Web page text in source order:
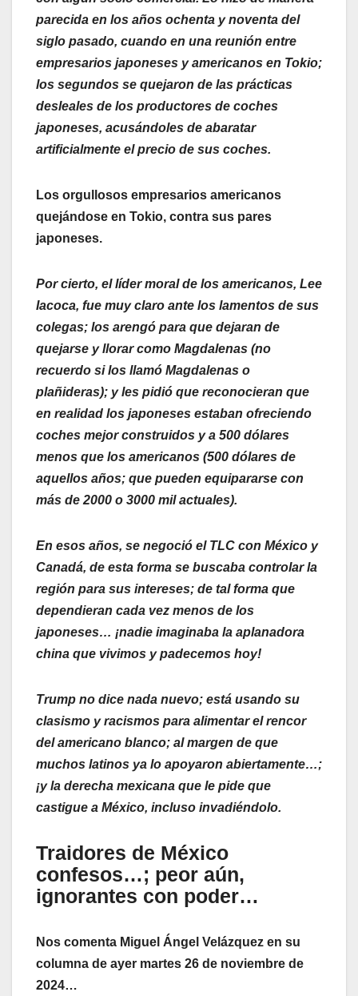
parecida en los años ochenta y noventa del
siglo pasado, cuando en una reunión entre
empresarios japoneses y americanos en Tokio;
los segundos se quejaron de las prácticas
desleales de los productores de coches
japoneses, acusándoles de abaratar
artificialmente el precio de sus coches.
Los orgullosos empresarios americanos
quejándose en Tokio, contra sus pares
japoneses.
Por cierto, el líder moral de los americanos, Lee
Iacoca, fue muy claro ante los lamentos de sus
colegas; los arengó para que dejaran de
quejarse y llorar como Magdalenas (no
recuerdo si los llamó Magdalenas o
plañideras); y les pidió que reconocieran que
en realidad los japoneses estaban ofreciendo
coches mejor construidos y a 500 dólares
menos que los americanos (500 dólares de
aquellos años; que pueden equipararse con
más de 2000 o 3000 mil actuales).
En esos años, se negoció el TLC con México y
Canadá, de esta forma se buscaba controlar la
región para sus intereses; de tal forma que
dependieran cada vez menos de los
japoneses… ¡nadie imaginaba la aplanadora
china que vivimos y padecemos hoy!
Trump no dice nada nuevo; está usando su
clasismo y racismos para alimentar el rencor
del americano blanco; al margen de que
muchos latinos ya lo apoyaron abiertamente…;
¡y la derecha mexicana que le pide que
castigue a México, incluso invadiéndolo.
Traidores de México
confesos…; peor aún,
ignorantes con poder…
Nos comenta Miguel Ángel Velázquez en su
columna de ayer martes 26 de noviembre de
2024…